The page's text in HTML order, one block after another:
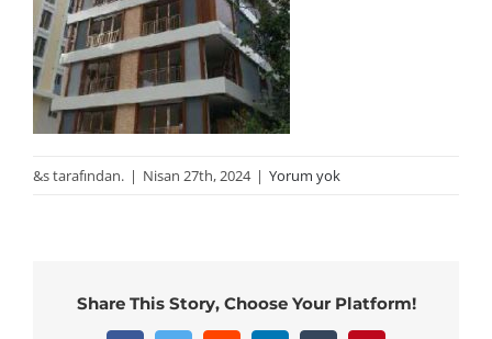
&s tarafından. | Nisan 27th, 2024 | Yorum yok
Share This Story, Choose Your Platform!